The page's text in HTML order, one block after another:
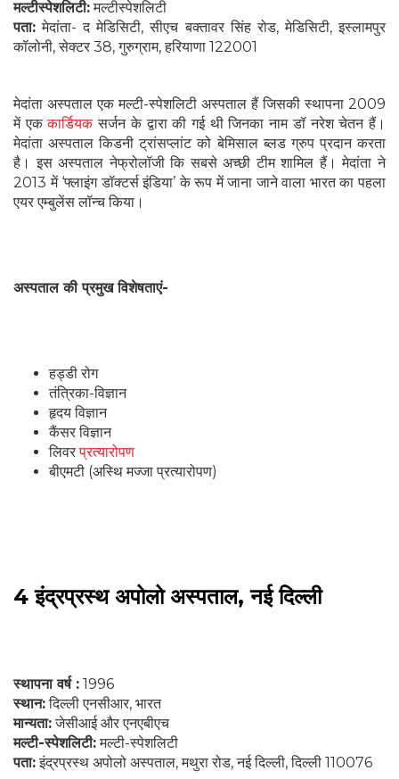
मल्टीस्पेशलिटी:मल्टीस्पेशलिटी
पता: मेदांता- द मेडिसिटी, सीएच बक्तावर सिंह रोड, मेडिसिटी, इस्लामपुर
कॉलोनी, सेक्टर 38, गुरुग्राम, हरियाणा 122001
मेदांता अस्पताल एक मल्टी-स्पेशलिटी अस्पताल हैं जिसकी स्थापना 2009
में एककार्डियकसर्जन के द्वारा की गई थी जिनका नाम डॉ नरेश चेतन हैं।
मेदांता अस्पताल किडनी ट्रांसप्लांट को बेमिसाल ब्लड ग्रुप प्रदान करता
है। इस अस्पताल नेफ्रोलॉजी कि सबसे अच्छी टीम शामिल हैं। मेदांता ने
2013 में ‘फ्लाइंग डॉक्टर्स इंडिया’ के रूप में जाना जाने वाला भारत का पहला
एयर एम्बुलेंस लॉन्च किया।
अस्पताल की प्रमुख विशेषताएं-
हड्डी रोग
तंत्रिका-विज्ञान
हृदय विज्ञान
कैंसर विज्ञान
लिवरप्रत्यारोपण
बीएमटी (अस्थि मज्जा प्रत्यारोपण)
4 इंद्रप्रस्थ अपोलो अस्पताल, नई दिल्ली
स्थापना वर्ष : 1996
स्थान:दिल्ली एनसीआर, भारत
मान्यता:जेसीआई और एनएबीएच
मल्टी-स्पेशलिटी:मल्टी-स्पेशलिटी
पता:इंद्रप्रस्थ अपोलो अस्पताल, मथुरा रोड, नई दिल्ली, दिल्ली 110076